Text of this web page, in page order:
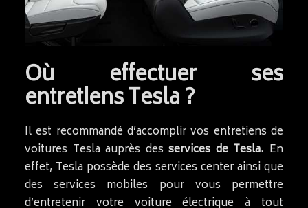
Où effectuer ses
entretiens Tesla ?
Il est recommandé d’accomplir vos entretiens de
voitures Tesla auprès desservices de Tesla. En
effet, Tesla possède des services center ainsi que
des services mobiles pour vous permettre
d’entretenir votre voiture électrique à tout